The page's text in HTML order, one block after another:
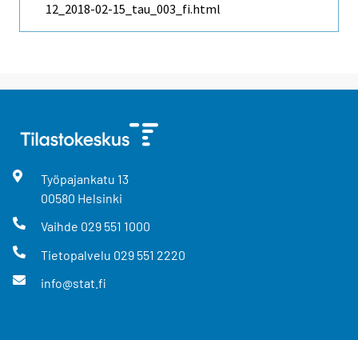
12_2018-02-15_tau_003_fi.html
Työpajankatu 13
00580 Helsinki
Vaihde 029 551 1000
Tietopalvelu 029 551 2220
info@stat.fi